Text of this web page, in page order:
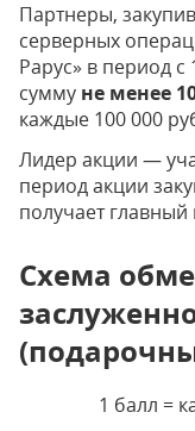
Партнеры,
серверных
Рарус» в период
сумму не менее
каждые 100 000
Лидер акции —
период акции
получает
Схема
1 балл =